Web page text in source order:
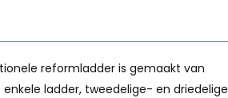
reformladder is gemaakt van
ladder, tweedelige- en driedelige